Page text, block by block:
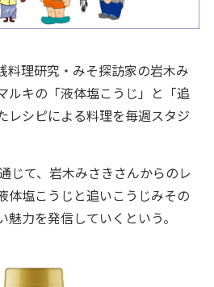
理研究・みそ探訪家の岩木み
ルキの「液体塩こうじ」と「追
レシピによる料理を毎週スタジ
じて、岩木みさきさんからのレ
体塩こうじと追いこうじみその
力を発信していくという。